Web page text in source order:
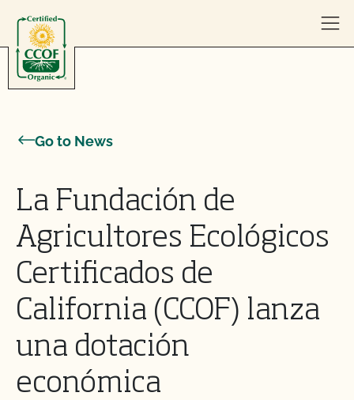
Go to News
La Fundación de
Agricultores Ecológicos
Certificados de
California (CCOF) lanza
una dotación
económica